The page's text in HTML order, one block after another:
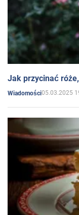
Jak przycinać
Wiadomości05.03.2025